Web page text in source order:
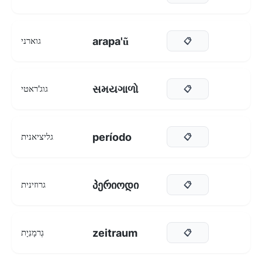
גוארני arapa'ũ 📋
גוג'ראטי સમયગાળો 📋
גליציאנית período 📋
גרוזינית პერიოდი 📋
גֶרמָנִיָת zeitraum 📋